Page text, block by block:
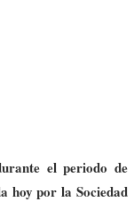
el periodo de
hoy por la Sociedad